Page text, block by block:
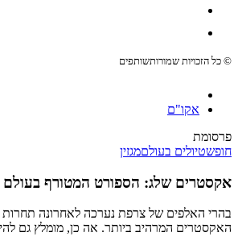
© כל הזכויות שמורותשותפים
אקו"ם
פרסומת
חופשטיולים בעולםמגזין
אקסטרים שלג: הספורט המטורף בעולם
בהרי האלפים של צרפת נערכה לאחרונה תחרות
האקסטרים המרהיב ביותר. אה כן, מומלץ גם